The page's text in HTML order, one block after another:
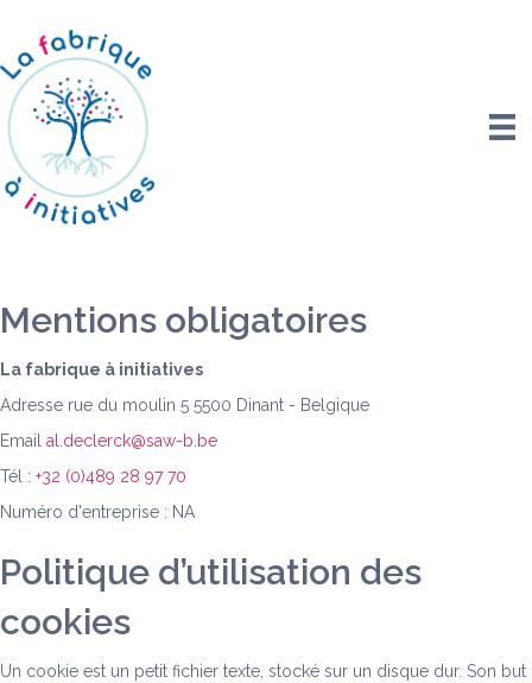
Mentions obligatoires
La fabrique à initiatives
Adresse rue du moulin 5 5500 Dinant - Belgique
Email al.declerck@saw-b.be
Tél : +32 (0)489 28 97 70
Numéro d'entreprise : NA
Politique d’utilisation des
cookies
Un cookie est un petit fichier texte, stocké sur un disque dur. Son but